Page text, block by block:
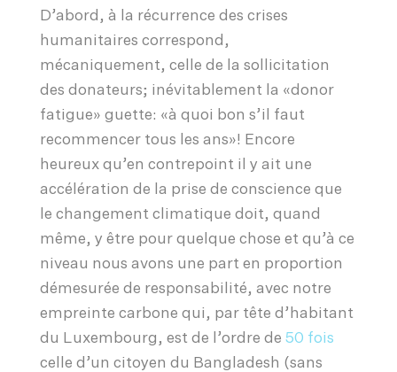
D’abord, à la récurrence des crises
humanitaires correspond,
mécaniquement, celle de la sollicitation
des donateurs; inévitablement la «donor
fatigue» guette: «à quoi bon s’il faut
recommencer tous les ans»! Encore
heureux qu’en contrepoint il y ait une
accélération de la prise de conscience que
le changement climatique doit, quand
même, y être pour quelque chose et qu’à ce
niveau nous avons une part en proportion
démesurée de responsabilité, avec notre
empreinte carbone qui, par tête d’habitant
du Luxembourg, est de l’ordre de 50 fois
celle d’un citoyen du Bangladesh (sans